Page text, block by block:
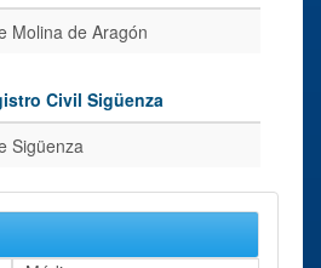
Molina de Aragón
Civil Sigüenza
Sigüenza